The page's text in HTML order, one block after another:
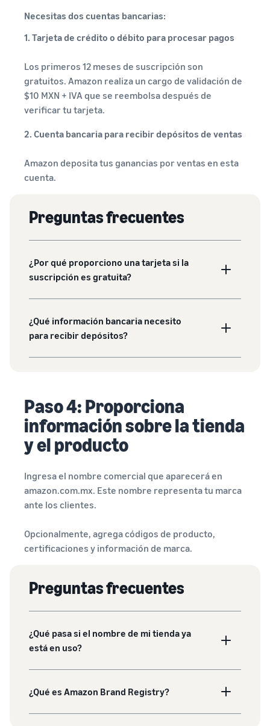
Necesitas dos cuentas bancarias:
1. Tarjeta de crédito o débito para procesar pagos
Los primeros 12 meses de suscripción son
gratuitos. Amazon realiza un cargo de validación de
$10 MXN + IVA que se reembolsa después de
verificar tu tarjeta.
2. Cuenta bancaria para recibir depósitos de ventas
Amazon deposita tus ganancias por ventas en esta
cuenta.
Preguntas frecuentes
¿Por qué proporciono una tarjeta si la
suscripción es gratuita?
¿Qué información bancaria necesito
para recibir depósitos?
Paso 4: Proporciona
información sobre la tienda
y el producto
Ingresa el nombre comercial que aparecerá en
amazon.com.mx. Este nombre representa tu marca
ante los clientes.
Opcionalmente, agrega códigos de producto,
certificaciones y información de marca.
Preguntas frecuentes
¿Qué pasa si el nombre de mi tienda ya
está en uso?
¿Qué es Amazon Brand Registry?